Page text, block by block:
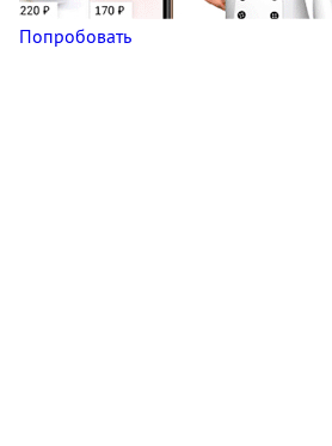
Попробовать